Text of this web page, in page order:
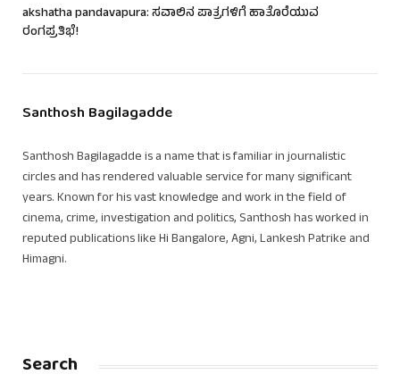
akshatha pandavapura: ಸವಾಲಿನ ಪಾತ್ರಗಳಿಗೆ ಹಾತೊರೆಯುವ
ರಂಗಪ್ರತಿಭೆ!
Santhosh Bagilagadde
Santhosh Bagilagadde is a name that is familiar in journalistic
circles and has rendered valuable service for many significant
years. Known for his vast knowledge and work in the field of
cinema, crime, investigation and politics, Santhosh has worked in
reputed publications like Hi Bangalore, Agni, Lankesh Patrike and
Himagni.
Search